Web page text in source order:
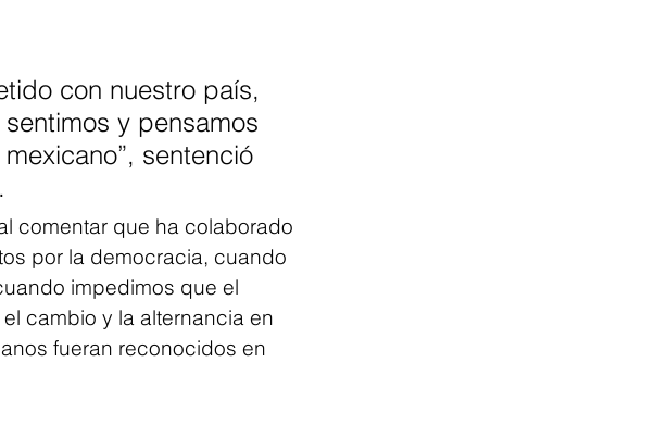
con nuestro país,
y pensamos
sentenció
comentar que ha colaborado
por la democracia, cuando
impedimos que el
cambio y la alternancia en
fueran reconocidos en